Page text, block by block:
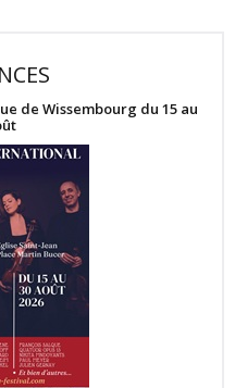
de Wissembourg du 15 au